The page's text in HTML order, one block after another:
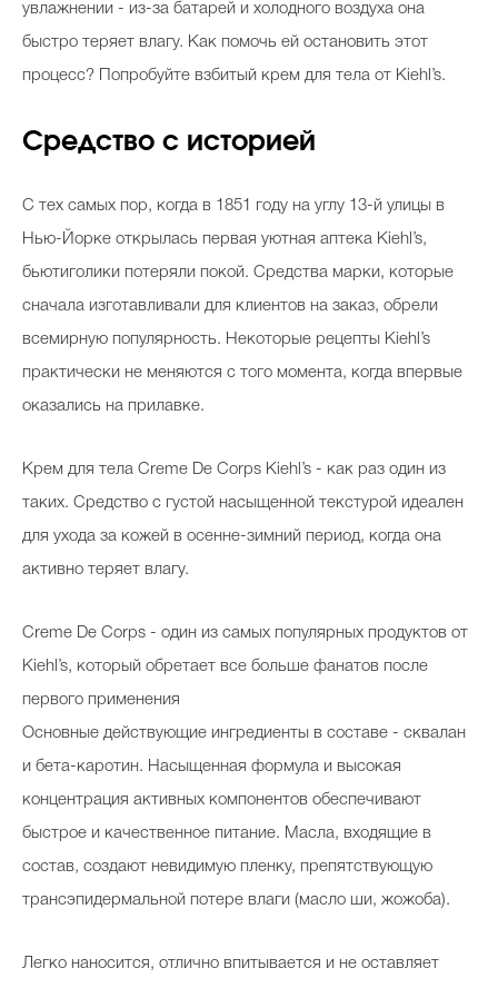
увлажнении - из-за батарей и холодного воздуха она
быстро теряет влагу. Как помочь ей остановить этот
процесс? Попробуйте взбитый крем для тела от Kiehl’s.
Средство с историей
С тех самых пор, когда в 1851 году на углу 13-й улицы в
Нью-Йорке открылась первая уютная аптека Kiehl’s,
бьютиголики потеряли покой. Средства марки, которые
сначала изготавливали для клиентов на заказ, обрели
всемирную популярность. Некоторые рецепты Kiehl’s
практически не меняются с того момента, когда впервые
оказались на прилавке.
Крем для тела Creme De Corps Kiehl’s - как раз один из
таких. Средство с густой насыщенной текстурой идеален
для ухода за кожей в осенне-зимний период, когда она
активно теряет влагу.
Creme De Corps - один из самых популярных продуктов от
Kiehl’s, который обретает все больше фанатов после
первого применения
Основные действующие ингредиенты в составе - сквалан
и бета-каротин. Насыщенная формула и высокая
концентрация активных компонентов обеспечивают
быстрое и качественное питание. Масла, входящие в
состав, создают невидимую пленку, препятствующую
трансэпидермальной потере влаги (масло ши, жожоба).
Легко наносится, отлично впитывается и не оставляет